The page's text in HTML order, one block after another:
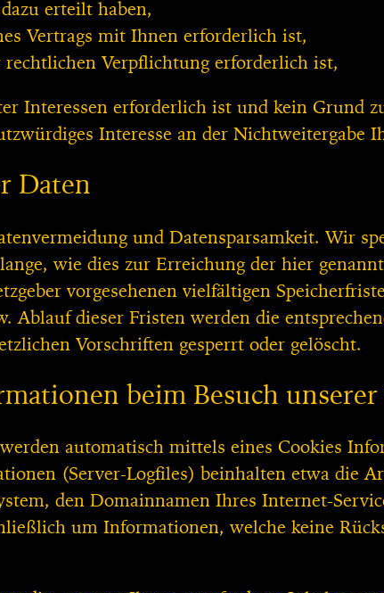
erteilt haben,
Vertrags mit Ihnen erforderlich ist,
Verpflichtung erforderlich ist,
Interessen erforderlich ist und kein Grund
Interesse an der Nichtweitergabe
Daten
und Datensparsamkeit. Wir
wie dies zur Erreichung der hier
vorgesehenen vielfältigen
Ablauf dieser Fristen werden die
Vorschriften gesperrt oder gelöscht.
beim Besuch unserer
automatisch mittels eines Cookies
(Server-Logfiles) beinhalten etwa die
den Domainnamen Ihres Internet-
um Informationen, welche keine